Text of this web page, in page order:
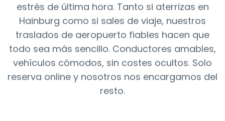
estrés de última hora. Tanto si aterrizas en
Hainburg como si sales de viaje, nuestros
traslados de aeropuerto fiables hacen que
todo sea más sencillo. Conductores amables,
vehículos cómodos, sin costes ocultos. Solo
reserva online y nosotros nos encargamos del
resto.